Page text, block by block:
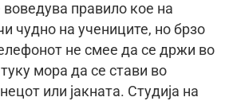
воведува правило кое на
чудно на учениците, но брзо
не смее да се држи во
мора да се стави во
или јакната. Студија на